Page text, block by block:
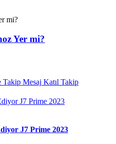
Yer mi?
Takip Mesaj Katıl Takip
J7 Prime 2023